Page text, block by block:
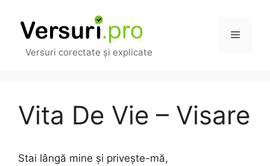
conținut
Versuri corectate și explicate
Meniu
Vita De Vie – Visare
Stai lângă mine și privește-mă,